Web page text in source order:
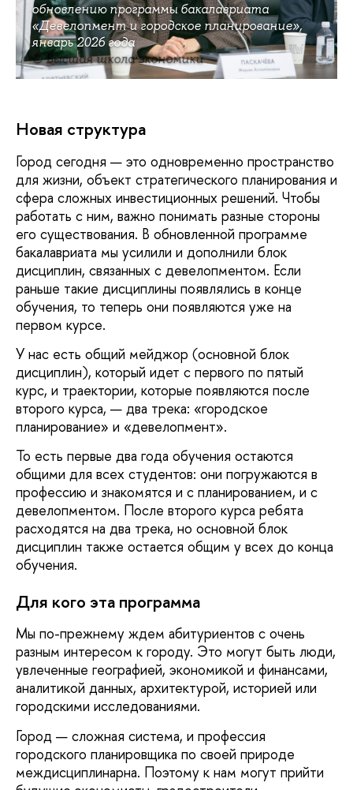
обновлению программы бакалавриата
«Девелопмент и городское планирование»,
январь 2026 года
© Высшая школа экономики
Новая структура
Город сегодня — это одновременно пространство
для жизни, объект стратегического планирования и
сфера сложных инвестиционных решений. Чтобы
работать с ним, важно понимать разные стороны
его существования. В обновленной программе
бакалавриата мы усилили и дополнили блок
дисциплин, связанных с девелопментом. Если
раньше такие дисциплины появлялись в конце
обучения, то теперь они появляются уже на
первом курсе.
У нас есть общий мейджор (основной блок
дисциплин), который идет с первого по пятый
курс, и траектории, которые появляются после
второго курса, — два трека: «городское
планирование» и «девелопмент».
То есть первые два года обучения остаются
общими для всех студентов: они погружаются в
профессию и знакомятся и с планированием, и с
девелопментом. После второго курса ребята
расходятся на два трека, но основной блок
дисциплин также остается общим у всех до конца
обучения.
Для кого эта программа
Мы по-прежнему ждем абитуриентов с очень
разным интересом к городу. Это могут быть люди,
увлеченные географией, экономикой и финансами,
аналитикой данных, архитектурой, историей или
городскими исследованиями.
Город — сложная система, и профессия
городского планировщика по своей природе
междисциплинарна. Поэтому к нам могут прийти